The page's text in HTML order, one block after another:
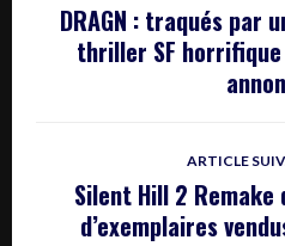
DRAGN : traqués par
thriller SF
ARTICLE
Silent Hill 2
d’exemplaires